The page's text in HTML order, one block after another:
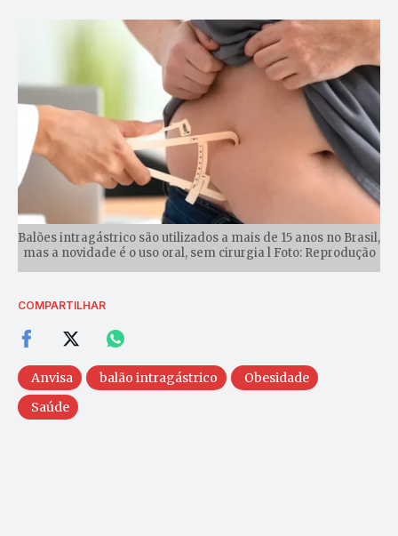
Balões intragástrico são utilizados a mais de 15 anos no Brasil,
mas a novidade é o uso oral, sem cirurgia l Foto: Reprodução
COMPARTILHAR
Anvisa balão intragástrico
Obesidade
Saúde